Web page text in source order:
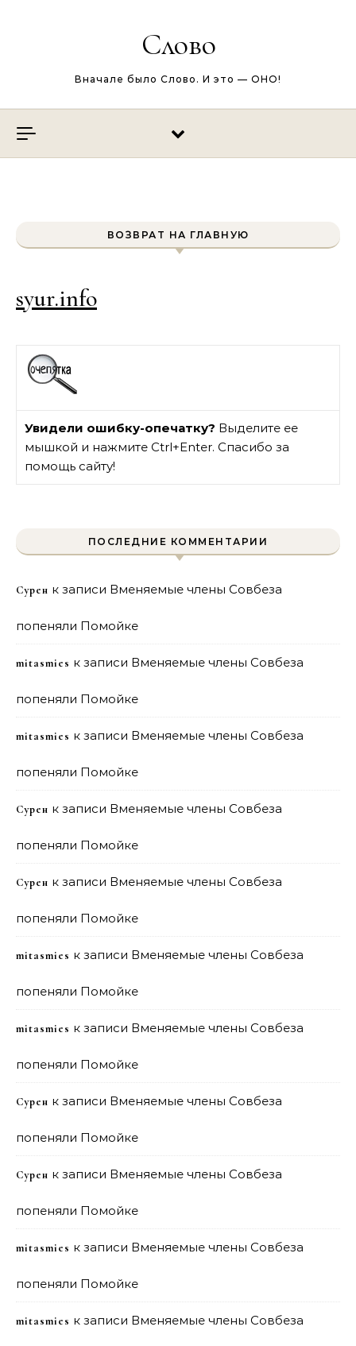
Слово
Вначале было Слово. И это — ОНО!
ВОЗВРАТ НА ГЛАВНУЮ
syur.info
Увидели ошибку-опечатку? Выделите ее
мышкой и нажмите Ctrl+Enter. Спасибо за
помощь сайту!
ПОСЛЕДНИЕ КОММЕНТАРИИ
Сурен к записи Вменяемые члены Совбеза
попеняли Помойке
mitasmies к записи Вменяемые члены Совбеза
попеняли Помойке
mitasmies к записи Вменяемые члены Совбеза
попеняли Помойке
Сурен к записи Вменяемые члены Совбеза
попеняли Помойке
Сурен к записи Вменяемые члены Совбеза
попеняли Помойке
mitasmies к записи Вменяемые члены Совбеза
попеняли Помойке
mitasmies к записи Вменяемые члены Совбеза
попеняли Помойке
Сурен к записи Вменяемые члены Совбеза
попеняли Помойке
Сурен к записи Вменяемые члены Совбеза
попеняли Помойке
mitasmies к записи Вменяемые члены Совбеза
попеняли Помойке
mitasmies к записи Вменяемые члены Совбеза